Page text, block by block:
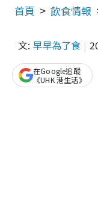
首頁 飲食情報
文: 早早為了食
在Google追蹤
《UHK 港生活》